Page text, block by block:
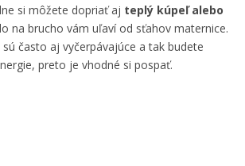
si môžete dopriať aj teplý kúpeľ alebo
na brucho vám uľaví od sťahov maternice.
často aj vyčerpávajúce a tak budete
preto je vhodné si pospať.